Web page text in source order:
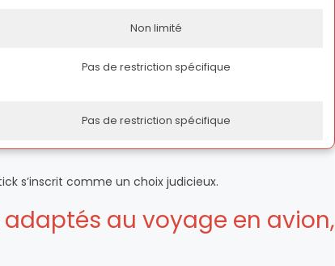
Non limité
Pas de restriction spécifique
Pas de restriction spécifique
s’inscrit comme un choix judicieux.
au voyage en avion,